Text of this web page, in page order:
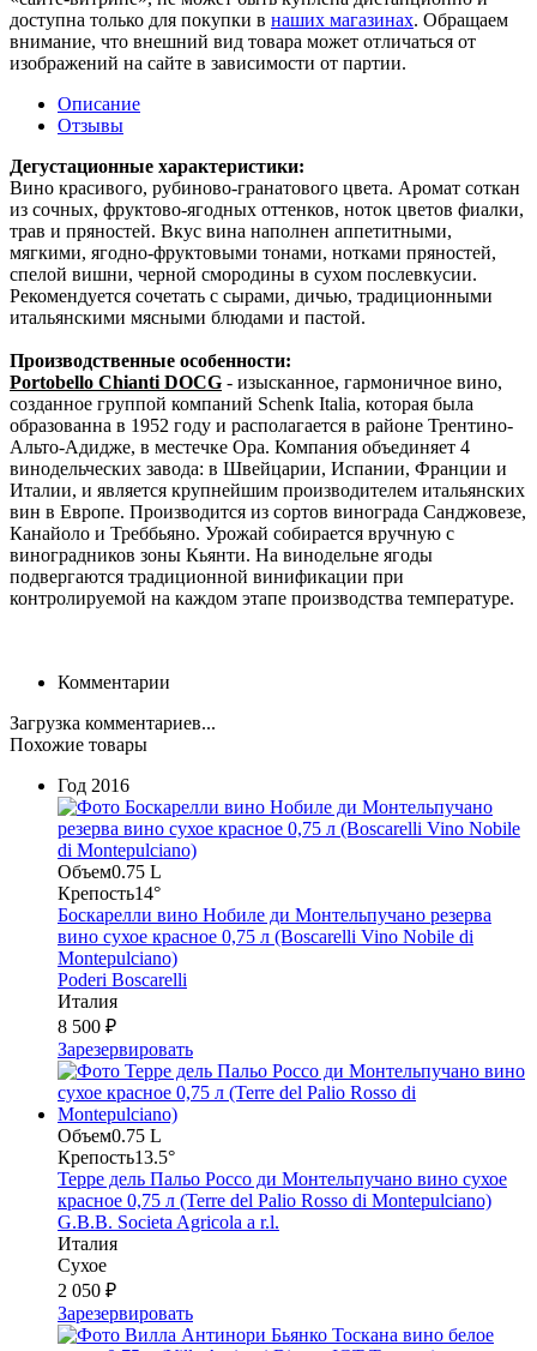
доступна только для покупки в наших магазинах. Обращаем
внимание, что внешний вид товара может отличаться от
изображений на сайте в зависимости от партии.
Описание
Отзывы
Дегустационные характеристики:
Вино красивого, рубиново-гранатового цвета. Аромат соткан
из сочных, фруктово-ягодных оттенков, ноток цветов фиалки,
трав и пряностей. Вкус вина наполнен аппетитными,
мягкими, ягодно-фруктовыми тонами, нотками пряностей,
спелой вишни, черной смородины в сухом послевкусии.
Рекомендуется сочетать с сырами, дичью, традиционными
итальянскими мясными блюдами и пастой.
Производственные особенности:
Portobello Chianti DOCG - изысканное, гармоничное вино,
созданное группой компаний Schenk Italia, которая была
образованна в 1952 году и располагается в районе Трентино-
Альто-Адидже, в местечке Ора. Компания объединяет 4
винодельческих завода: в Швейцарии, Испании, Франции и
Италии, и является крупнейшим производителем итальянских
вин в Европе. Производится из сортов винограда Санджовезе,
Канайоло и Треббьяно. Урожай собирается вручную с
виноградников зоны Кьянти. На винодельне ягоды
подвергаются традиционной винификации при
контролируемой на каждом этапе производства температуре.
Комментарии
Загрузка комментариев...
Похожие товары
Год 2016
Объем0.75 L
Крепость14°
Боскарелли вино Нобиле ди Монтельпучано резерва
вино сухое красное 0,75 л (Boscarelli Vino Nobile di
Montepulciano)
Poderi Boscarelli
Италия
8 500 ₽
Зарезервировать
Объем0.75 L
Крепость13.5°
Терре дель Пальо Россо ди Монтельпучано вино сухое
красное 0,75 л (Terre del Palio Rosso di Montepulciano)
G.B.B. Societa Agricola a r.l.
Италия
Сухое
2 050 ₽
Зарезервировать